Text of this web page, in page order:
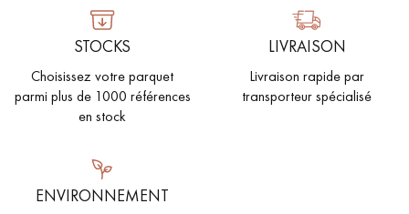
VOUS AVEZ UN PROJET ?
Nos experts sont à votre disposition pour vous guider pas à
pas dans le choix et la pose de votre parquet.
STOCKS
Choisissez votre parquet
parmi plus de 1000 références
en stock
LIVRAISON
Livraison rapide par
transporteur spécialisé
ENVIRONNEMENT